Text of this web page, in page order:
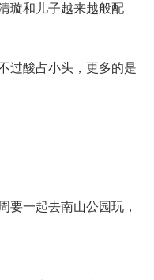
和儿子越来越般配
酸占小头，更多的是
一起去南山公园玩，